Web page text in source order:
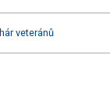
veteránů